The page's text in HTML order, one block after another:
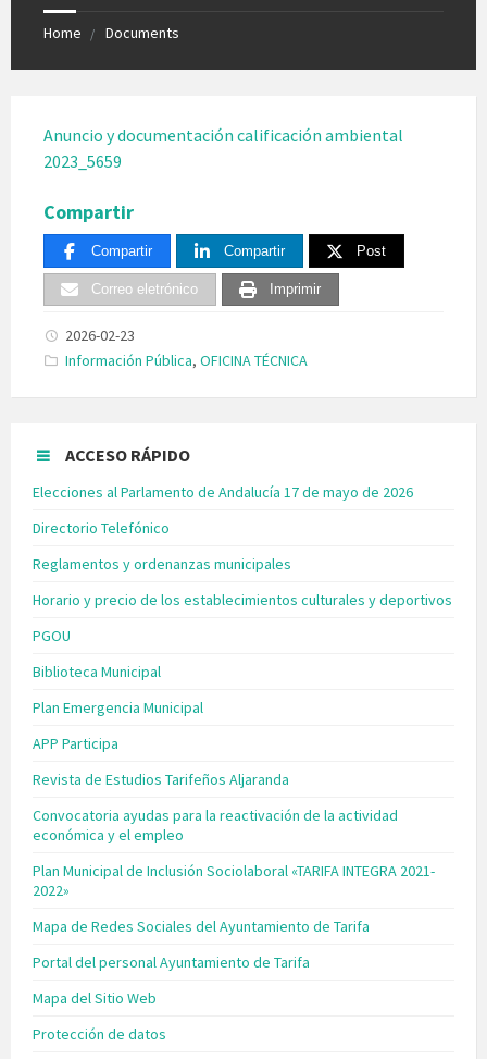
Home Documents
Anuncio y documentación calificación ambiental
2023_5659
Compartir
Compartir Compartir Post
Correo eletrónico Imprimir
2026-02-23
Categories:
Información Pública, OFICINA TÉCNICA
ACCESO RÁPIDO
Elecciones al Parlamento de Andalucía 17 de mayo de 2026
Directorio Telefónico
Reglamentos y ordenanzas municipales
Horario y precio de los establecimientos culturales y deportivos
PGOU
Biblioteca Municipal
Plan Emergencia Municipal
APP Participa
Revista de Estudios Tarifeños Aljaranda
Convocatoria ayudas para la reactivación de la actividad
económica y el empleo
Plan Municipal de Inclusión Sociolaboral «TARIFA INTEGRA 2021-
2022»
Mapa de Redes Sociales del Ayuntamiento de Tarifa
Portal del personal Ayuntamiento de Tarifa
Mapa del Sitio Web
Protección de datos